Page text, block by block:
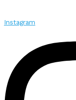
Instagram